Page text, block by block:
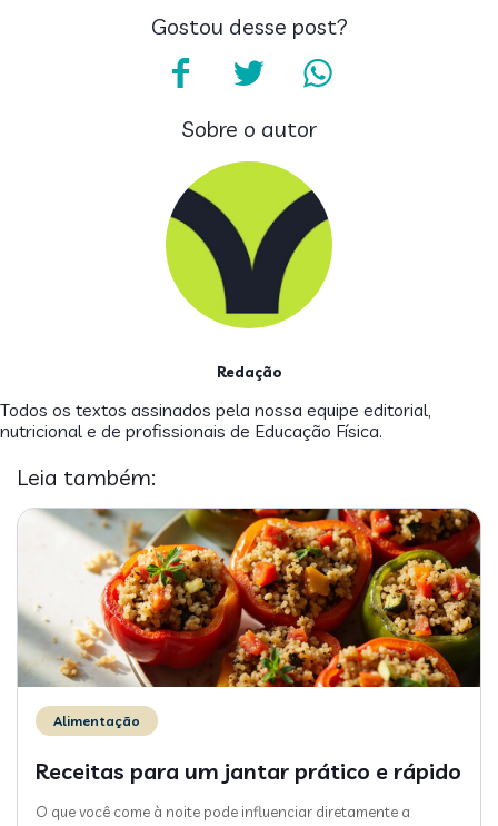
Gostou desse post?
Sobre o autor
Redação
Todos os textos assinados pela nossa equipe editorial,
nutricional e de profissionais de Educação Física.
Leia também:
Alimentação
Receitas para um jantar prático e rápido
O que você come à noite pode influenciar diretamente a